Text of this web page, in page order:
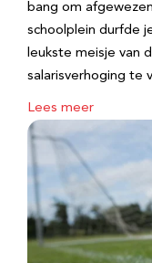
bang om
schoolplein durfde
leukste meisje van
salarisverhoging te
Lees meer